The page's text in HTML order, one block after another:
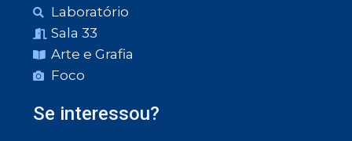
Laboratório
Sala 33
Arte e Grafia
Foco
Se interessou?